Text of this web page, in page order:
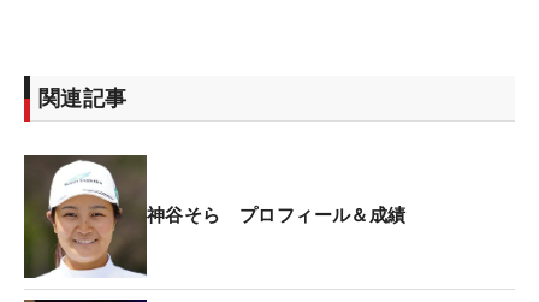
関連記事
神谷そら プロフィール＆成績